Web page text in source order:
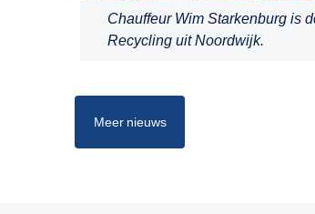
Chauffeur Wim Starkenburg is
Recycling uit Noordwijk.
Meer nieuws